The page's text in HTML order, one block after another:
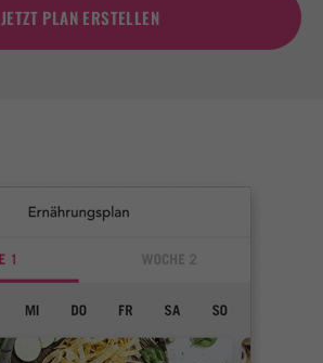
JETZT PLAN ERSTELLEN